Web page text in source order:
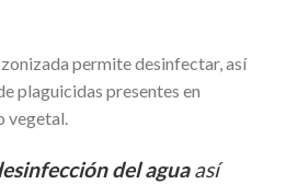
permite desinfectar, así
plaguicidas presentes en
vegetal.
del aguaasí